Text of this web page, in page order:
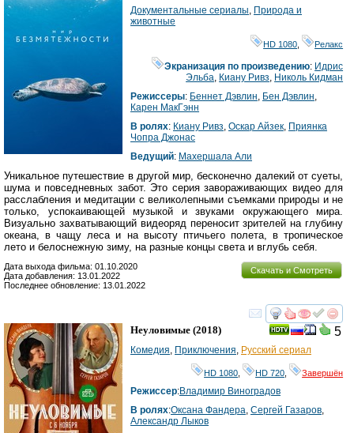
Документальные сериалы Природа и
животные
HD 1080 Релакс
Экранизация по произведению: Идрис
Эльба Киану Ривз Николь Кидман
Режиссеры: Беннет Дэвлин Бен Дэвлин
Карен МакГэнн
В ролях: Киану Ривз Оскар Айзек Приянка
Чопра Джонас
Ведущий: Махершала Али
Уникальное путешествие в другой мир, бесконечно далекий от суеты,
шума и повседневных забот. Это серия завораживающих видео для
расслабления и медитации с великолепными съемками природы и не
только, успокаивающей музыкой и звуками окружающего мира.
Визуально захватывающий видеоряд переносит зрителей на глубину
океана, в чащу леса и на высоту птичьего полета, в тропическое
лето и белоснежную зиму, на разные концы света и вглубь себя.
Скачать и Смотреть
Дата выхода фильма: 01.10.2020
Дата добавления: 13.01.2022
Последнее обновление: 13.01.2022
смотреть
5
Неуловимые (2018)
Комедия Приключения Русский сериал
HD 1080 HD 720 Завершён
Режиссер:Владимир Виноградов
В ролях:Оксана Фандера Сергей Газаров
Александр Лыков